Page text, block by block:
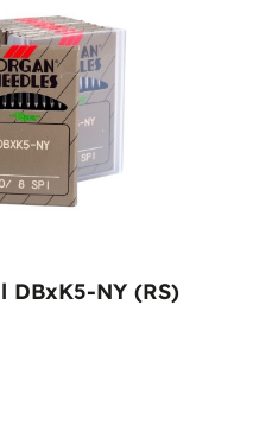
DBxK5-NY (RS)